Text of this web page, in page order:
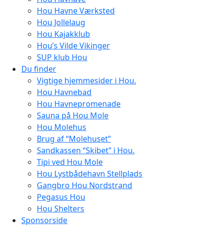
Hou Havne Værksted
Hou Jollelaug
Hou Kajakklub
Hou’s Vilde Vikinger
SUP klub Hou
Du finder
Vigtige hjemmesider i Hou.
Hou Havnebad
Hou Havnepromenade
Sauna på Hou Mole
Hou Molehus
Brug af “Molehuset”
Sandkassen “Skibet” i Hou.
Tipi ved Hou Mole
Hou Lystbådehavn Stellplads
Gangbro Hou Nordstrand
Pegasus Hou
Hou Shelters
Sponsorside